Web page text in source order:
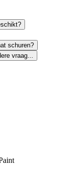
schuren?
vraag...